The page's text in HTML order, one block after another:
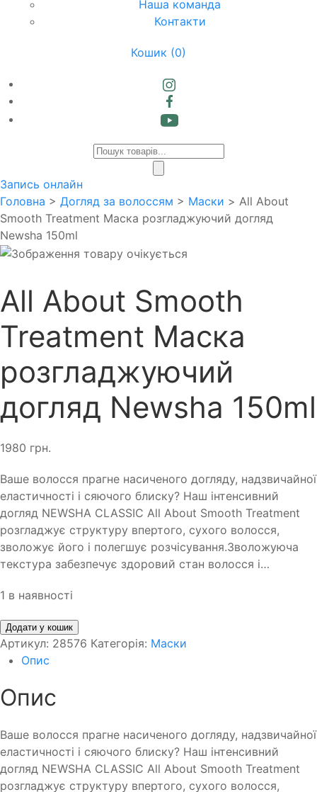
Наша команда
Контакти
Кошик (0)
Products
Запись онлайн
Головна > Догляд за волоссям > Маски > All About
Smooth Treatment Маска розгладжуючий догляд
Newsha 150ml
All About Smooth
Treatment Маска
розгладжуючий
догляд Newsha 150ml
1980 грн.
Ваше волосся прагне насиченого догляду, надзвичайної
еластичності і сяючого блиску? Наш інтенсивний
догляд NEWSHA CLASSIC All About Smooth Treatment
розгладжує структуру впертого, сухого волосся,
зволожує його і полегшує розчісування.Зволожуюча
текстура забезпечує здоровий стан волосся і…
1 в наявності
Додати у кошик
Артикул: 28576 Категорія: Маски
Опис
Опис
Ваше волосся прагне насиченого догляду, надзвичайної
еластичності і сяючого блиску? Наш інтенсивний
догляд NEWSHA CLASSIC All About Smooth Treatment
розгладжує структуру впертого, сухого волосся,